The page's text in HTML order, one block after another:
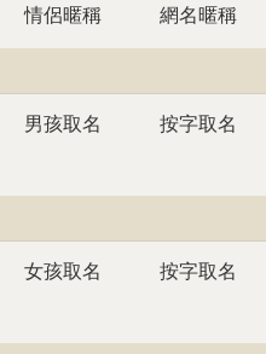
情侶暱稱 網名暱稱
男孩取名
按字取名
女孩取名
按字取名